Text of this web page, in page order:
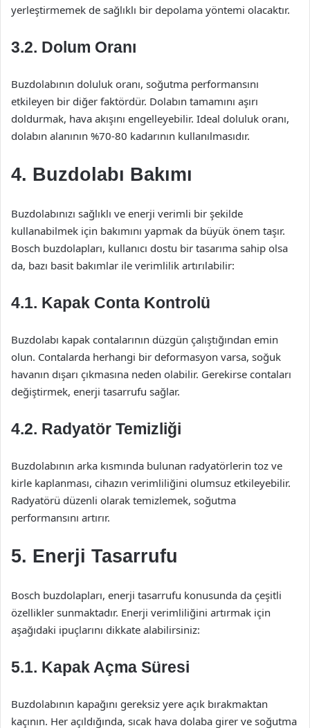
yerleştirmemek de sağlıklı bir depolama yöntemi olacaktır.
3.2. Dolum Oranı
Buzdolabının doluluk oranı, soğutma performansını
etkileyen bir diğer faktördür. Dolabın tamamını aşırı
doldurmak, hava akışını engelleyebilir. Ideal doluluk oranı,
dolabın alanının %70-80 kadarının kullanılmasıdır.
4. Buzdolabı Bakımı
Buzdolabınızı sağlıklı ve enerji verimli bir şekilde
kullanabilmek için bakımını yapmak da büyük önem taşır.
Bosch buzdolapları, kullanıcı dostu bir tasarıma sahip olsa
da, bazı basit bakımlar ile verimlilik artırılabilir:
4.1. Kapak Conta Kontrolü
Buzdolabı kapak contalarının düzgün çalıştığından emin
olun. Contalarda herhangi bir deformasyon varsa, soğuk
havanın dışarı çıkmasına neden olabilir. Gerekirse contaları
değiştirmek, enerji tasarrufu sağlar.
4.2. Radyatör Temizliği
Buzdolabının arka kısmında bulunan radyatörlerin toz ve
kirle kaplanması, cihazın verimliliğini olumsuz etkileyebilir.
Radyatörü düzenli olarak temizlemek, soğutma
performansını artırır.
5. Enerji Tasarrufu
Bosch buzdolapları, enerji tasarrufu konusunda da çeşitli
özellikler sunmaktadır. Enerji verimliliğini artırmak için
aşağıdaki ipuçlarını dikkate alabilirsiniz:
5.1. Kapak Açma Süresi
Buzdolabının kapağını gereksiz yere açık bırakmaktan
kaçının. Her açıldığında, sıcak hava dolaba girer ve soğutma